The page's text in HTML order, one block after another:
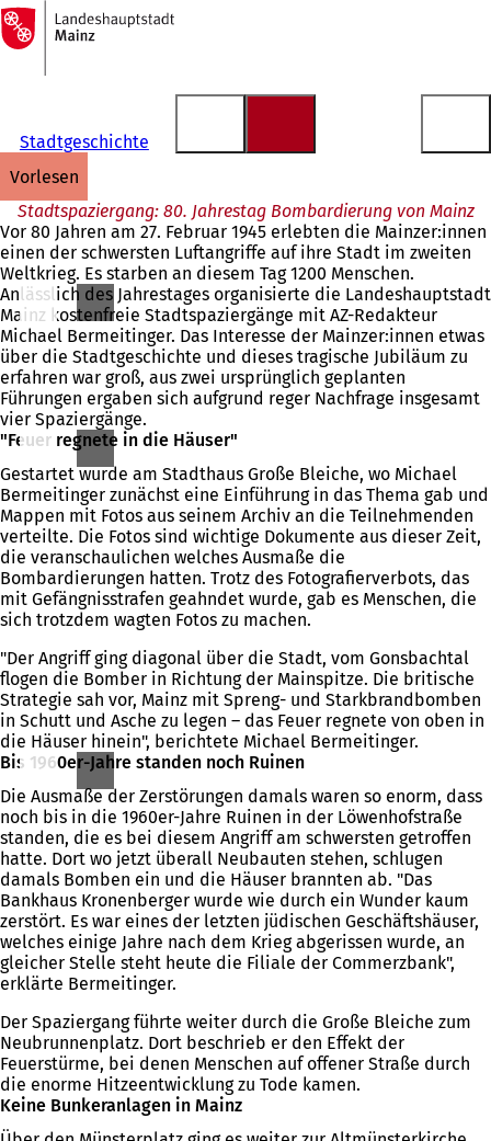
Inhalt anspringen
Zur
Startseite
Stadtgeschichte
vorlesen
Stadtspaziergang: 80. Jahrestag Bombardierung von Mainz
Vor 80 Jahren am 27. Februar 1945 erlebten die Mainzer:innen
einen der schwersten Luftangriffe auf ihre Stadt im zweiten
Weltkrieg. Es starben an diesem Tag 1200 Menschen.
Anlässlich des Jahrestages organisierte die Landeshauptstadt
Mainz kostenfreie Stadtspaziergänge mit AZ-Redakteur
Michael Bermeitinger. Das Interesse der Mainzer:innen etwas
über die Stadtgeschichte und dieses tragische Jubiläum zu
erfahren war groß, aus zwei ursprünglich geplanten
Führungen ergaben sich aufgrund reger Nachfrage insgesamt
vier Spaziergänge.
"Feuer regnete in die Häuser"
Gestartet wurde am Stadthaus Große Bleiche, wo Michael
Bermeitinger zunächst eine Einführung in das Thema gab und
Mappen mit Fotos aus seinem Archiv an die Teilnehmenden
verteilte. Die Fotos sind wichtige Dokumente aus dieser Zeit,
die veranschaulichen welches Ausmaße die
Bombardierungen hatten. Trotz des Fotografierverbots, das
mit Gefängnisstrafen geahndet wurde, gab es Menschen, die
sich trotzdem wagten Fotos zu machen.
"Der Angriff ging diagonal über die Stadt, vom Gonsbachtal
flogen die Bomber in Richtung der Mainspitze. Die britische
Strategie sah vor, Mainz mit Spreng- und Starkbrandbomben
in Schutt und Asche zu legen – das Feuer regnete von oben in
die Häuser hinein", berichtete Michael Bermeitinger.
Bis 1960er-Jahre standen noch Ruinen
Die Ausmaße der Zerstörungen damals waren so enorm, dass
noch bis in die 1960er-Jahre Ruinen in der Löwenhofstraße
standen, die es bei diesem Angriff am schwersten getroffen
hatte. Dort wo jetzt überall Neubauten stehen, schlugen
damals Bomben ein und die Häuser brannten ab. "Das
Bankhaus Kronenberger wurde wie durch ein Wunder kaum
zerstört. Es war eines der letzten jüdischen Geschäftshäuser,
welches einige Jahre nach dem Krieg abgerissen wurde, an
gleicher Stelle steht heute die Filiale der Commerzbank",
erklärte Bermeitinger.
Der Spaziergang führte weiter durch die Große Bleiche zum
Neubrunnenplatz. Dort beschrieb er den Effekt der
Feuerstürme, bei denen Menschen auf offener Straße durch
die enorme Hitzeentwicklung zu Tode kamen.
Keine Bunkeranlagen in Mainz